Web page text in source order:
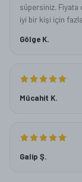
süpersiniz. Fiyata
iyi bir kişi için
Gölge K.
Mücahit K.
Galip Ş.